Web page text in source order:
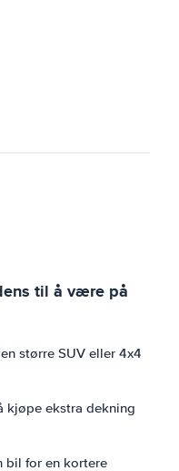
til å være på
større SUV eller 4x4
kjøpe ekstra dekning
bil for en kortere